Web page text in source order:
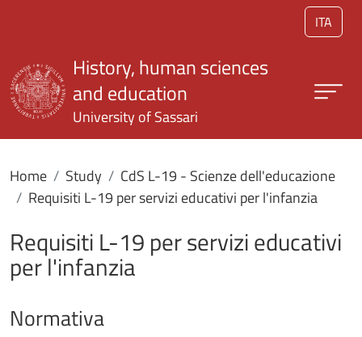
ITA
History, human sciences
and education
University of Sassari
Home Study
CdS L-19 - Scienze dell'educazione
Requisiti L-19 per servizi educativi per l'infanzia
Requisiti L-19 per servizi educativi
per l'infanzia
Normativa